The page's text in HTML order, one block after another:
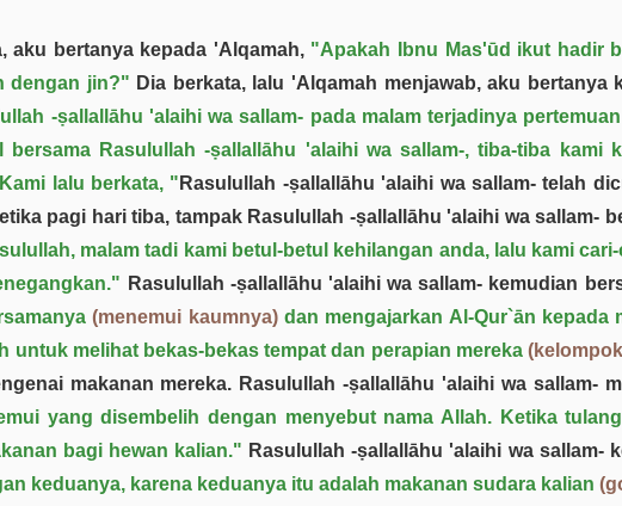
aku bertanya kepada 'Alqamah, "Apakah Ibnu Mas'ūd ikut hadir
dengan jin?" Dia berkata, lalu 'Alqamah menjawab, aku bertanya
-ṣallallāhu 'alaihi wa sallam- pada malam terjadinya
bersama Rasulullah -ṣallallāhu 'alaihi wa sallam-, tiba-tiba
lalu berkata, " Rasulullah -ṣallallāhu 'alaihi wa sallam- telah
pagi hari tiba, tampak Rasulullah -ṣallallāhu 'alaihi wa sallam-
malam tadi kami betul-betul kehilangan anda, lalu kami
Rasulullah -ṣallallāhu 'alaihi wa sallam- kemudian
(menemui kaumnya)dan mengajarkan Al-Qur`ān kepada
untuk melihat bekas-bekas tempat dan perapian mereka
makanan mereka. Rasulullah -ṣallallāhu 'alaihi wa sallam-
yang disembelih dengan menyebut nama Allah. Ketika
bagi hewan kalian." Rasulullah -ṣallallāhu 'alaihi wa sallam-
keduanya, karena keduanya itu adalah makanan sudara kalian